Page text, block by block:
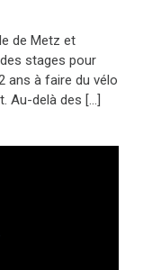
de Metz et
stages pour
ans à faire du vélo
Au-delà des […]